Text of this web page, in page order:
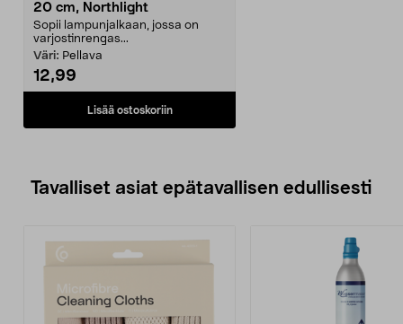
20 cm, Northlight
Sopii lampunjalkaan, jossa on
varjostinrengas...
Väri: Pellava
12,99
Lisää ostoskoriin
Tavalliset asiat epätavallisen edullisesti